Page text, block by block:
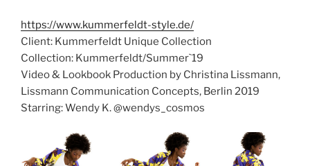
https://www.kummerfeldt-style.de/
Client: Kummerfeldt Unique Collection
Collection: Kummerfeldt/Summer`19
Video & Lookbook Production by Christina Lissmann,
Lissmann Communication Concepts, Berlin 2019
Starring: Wendy K. @wendys_cosmos